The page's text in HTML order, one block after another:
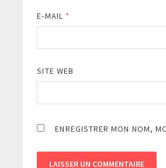
E-MAIL *
SITE WEB
ENREGISTRER MON NOM,